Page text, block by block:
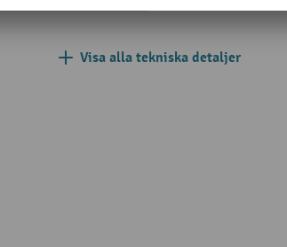
Visa alla tekniska detaljer